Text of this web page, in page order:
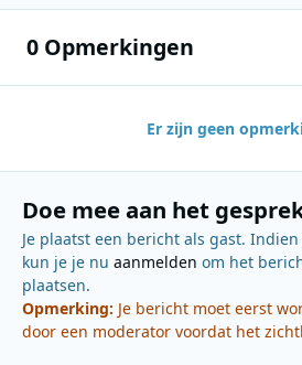
0 Opmerkingen
Er zijn geen
Doe mee aan het
Je plaatst een bericht als gast.
kun je je nu aanmelden om het
plaatsen.
Opmerking: Je bericht moet eerst
door een moderator voordat het